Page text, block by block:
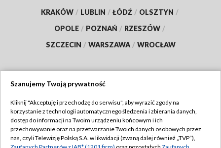
KRAKÓW / LUBLIN / ŁÓDŹ / OLSZTYN /
OPOLE / POZNAŃ / RZESZÓW /
SZCZECIN / WARSZAWA / WROCŁAW
TVP
Abonament TVP
Emisja w TVP
Regulamin TVP
Szanujemy Twoją prywatność
Kliknij "Akceptuję i przechodzę do serwisu", aby wyrazić zgody na
korzystanie z technologii automatycznego śledzenia i zbierania danych,
dostęp do informacji na Twoim urządzeniu końcowym i ich
przechowywanie oraz na przetwarzanie Twoich danych osobowych przez
nas, czyli Telewizję Polską S.A. w likwidacji (zwaną dalej również „TVP”),